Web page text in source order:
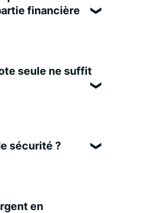
financière
seule ne suffit
sécurité ?
en